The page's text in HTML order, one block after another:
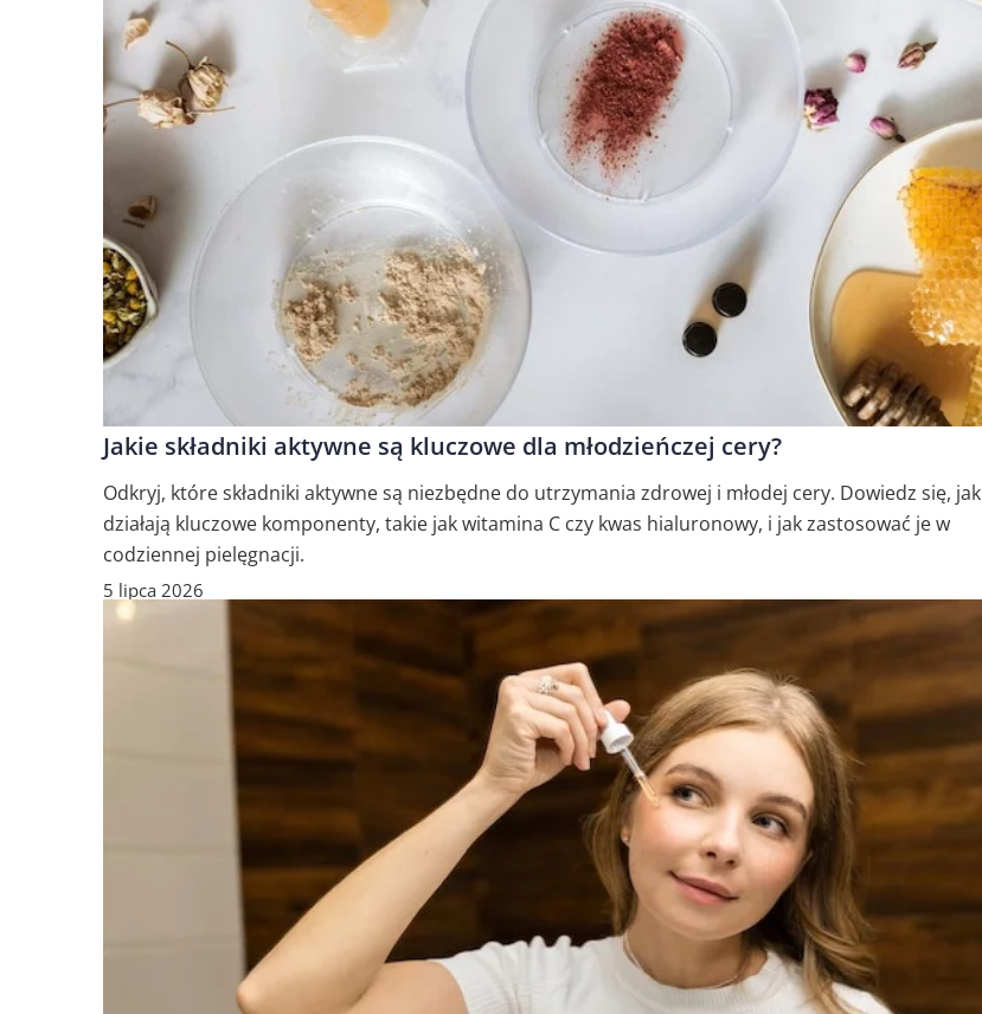
Jakie składniki aktywne są kluczowe dla młodzieńczej cery?
Odkryj, które składniki aktywne są niezbędne do utrzymania zdrowej i młodej cery. Dowiedz się, jak
działają kluczowe komponenty, takie jak witamina C czy kwas hialuronowy, i jak zastosować je w
codziennej pielęgnacji.
5 lipca 2026